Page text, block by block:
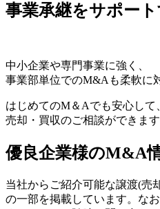
事業承継をサポート
中小企業や専門事業に強く、
事業部単位でのM&Aも柔軟に
はじめてのM＆Aでも安心して
売却・買収のご相談ができます
優良企業様のM&A
当社からご紹介可能な譲渡(売
の一部を掲載しています。な